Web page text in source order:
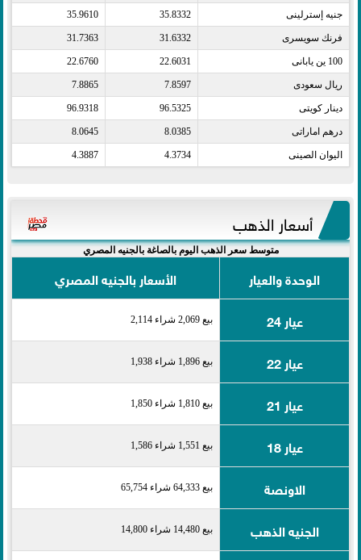
جنيه إسترلينى​ 35.8332
35.9610
فرنك سويسرى​ 31.6332
31.7363
100 ين يابانى​ 22.6031
22.6760
ريال سعودى​ 7.8597
7.8865
دينار كويتى​ 96.5325
96.9318
درهم اماراتى​ 8.0385
8.0645
اليوان الصينى​ 4.3734
4.3887
أسعار الذهب
متوسط سعر الذهب اليوم بالصاغة بالجنيه المصري
الوحدة والعيار
الأسعار بالجنيه المصري
عيار 24
بيع 2,069 شراء 2,114
عيار 22 بيع 1,896 شراء 1,938
عيار 21 بيع 1,810 شراء 1,850
عيار 18 بيع 1,551 شراء 1,586
الاونصة بيع 64,333 شراء 65,754
الجنيه الذهب بيع 14,480 شراء 14,800